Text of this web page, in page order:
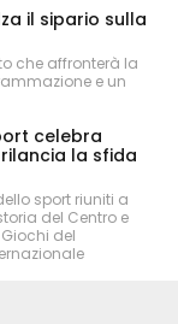
il sipario sulla
che affronterà la
e un
celebra
la sfida
sport riuniti a
del Centro e
del